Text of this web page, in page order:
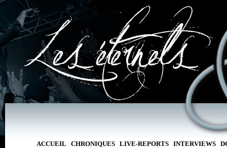
ACCUEIL CHRONIQUES LIVE-REPORTS INTERVIEWS